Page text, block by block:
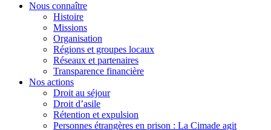
Nous connaître
Histoire
Missions
Organisation
Régions et groupes locaux
Réseaux et partenaires
Transparence financière
Nos actions
Droit au séjour
Droit d’asile
Rétention et expulsion
Personnes étrangères en prison : La Cimade agit